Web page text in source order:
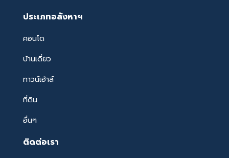
ประเภทอสังหาฯ
คอนโด
บ้านเดี่ยว
ทาวน์เฮ้าส์
ที่ดิน
อื่นๆ
ติดต่อเรา